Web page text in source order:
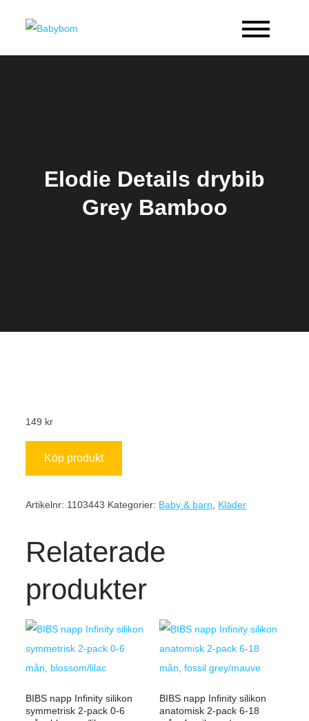
Elodie Details drybib
Grey Bamboo
149 kr
Köp produkt
Artikelnr: 1103443 Kategorier: Baby & barn Kläder
Relaterade
produkter
BIBS napp Infinity silikon
symmetrisk 2-pack 0-6
BIBS napp Infinity silikon
anatomisk 2-pack 6-18